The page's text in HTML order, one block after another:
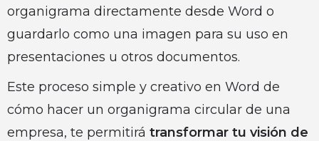
organigrama directamente desde Word o
guardarlo como una imagen para su uso en
presentaciones u otros documentos.
Este proceso simple y creativo en Word de
cómo hacer un organigrama circular de una
empresa, te permitirá transformar tu visión de